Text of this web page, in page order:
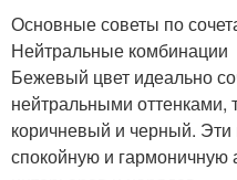
Основные советы по
Нейтральные комбинации
Бежевый цвет идеально
нейтральными оттенками,
коричневый и черный.
спокойную и